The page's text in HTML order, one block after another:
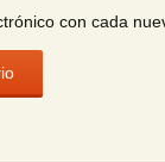
con cada